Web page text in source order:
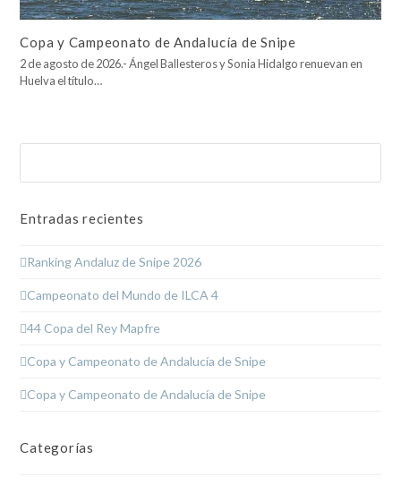
Copa y Campeonato de Andalucía de Snipe
2 de agosto de 2026.- Ángel Ballesteros y Sonia Hidalgo renuevan en
Huelva el título…
Entradas recientes
Ranking Andaluz de Snipe 2026
Campeonato del Mundo de ILCA 4
44 Copa del Rey Mapfre
Copa y Campeonato de Andalucía de Snipe
Copa y Campeonato de Andalucía de Snipe
Categorías